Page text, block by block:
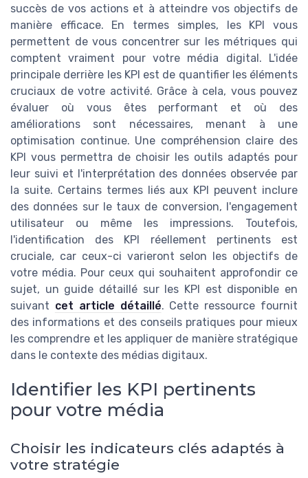
succès de vos actions et à atteindre vos objectifs de
manière efficace. En termes simples, les KPI vous
permettent de vous concentrer sur les métriques qui
comptent vraiment pour votre média digital. L'idée
principale derrière les KPI est de quantifier les éléments
cruciaux de votre activité. Grâce à cela, vous pouvez
évaluer où vous êtes performant et où des
améliorations sont nécessaires, menant à une
optimisation continue. Une compréhension claire des
KPI vous permettra de choisir les outils adaptés pour
leur suivi et l'interprétation des données observée par
la suite. Certains termes liés aux KPI peuvent inclure
des données sur le taux de conversion, l'engagement
utilisateur ou même les impressions. Toutefois,
l'identification des KPI réellement pertinents est
cruciale, car ceux-ci varieront selon les objectifs de
votre média. Pour ceux qui souhaitent approfondir ce
sujet, un guide détaillé sur les KPI est disponible en
suivant cet article détaillé. Cette ressource fournit
des informations et des conseils pratiques pour mieux
les comprendre et les appliquer de manière stratégique
dans le contexte des médias digitaux.
Identifier les KPI pertinents
pour votre média
Choisir les indicateurs clés adaptés à
votre stratégie